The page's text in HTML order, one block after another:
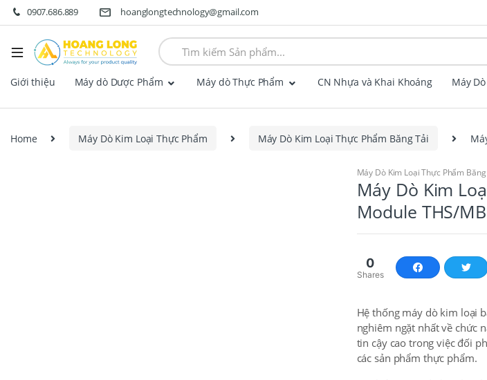
0907.686.889 hoanglongtechnology@gmail.com
Search
for:
Giới thiệu Máy dò Dược Phẩm Máy dò Thực Phẩm CN Nhựa và Khai Khoáng Máy
Home Máy Dò Kim Loại Thực Phẩm Máy Dò Kim Loại Thực Phẩm Băng Tải
Máy Dò Kim Loại Thực Phẩm
Máy Dò Kim
Module THS/
0
Shares
Hệ thống máy dò kim loại
nghiêm ngặt nhất về chức
tin cậy cao trong việc đối
các sản phẩm thực phẩm.